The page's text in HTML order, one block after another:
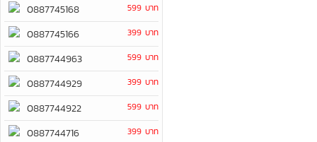
0887745168 599 บาท
0887745166 399 บาท
0887744963 599 บาท
0887744929 399 บาท
0887744922 599 บาท
0887744716 399 บาท